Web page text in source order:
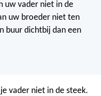
uw vader niet in de
uw broeder niet ten
buur dichtbij dan een
vader niet in de steek.